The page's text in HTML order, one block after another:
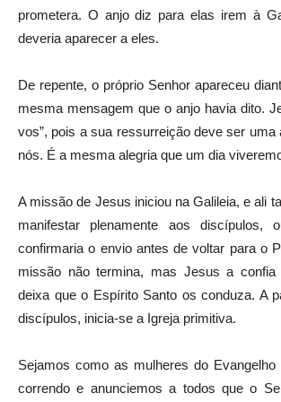
prometera. O anjo diz para elas irem à
deveria aparecer a eles.
De repente, o próprio Senhor apareceu
mesma mensagem que o anjo havia dito.
vos”, pois a sua ressurreição deve ser uma
nós. É a mesma alegria que um dia
A missão de Jesus iniciou na Galileia, e ali
manifestar plenamente aos discípulos,
confirmaria o envio antes de voltar para o
missão não termina, mas Jesus a
deixa que o Espírito Santo os conduza. A
discípulos, inicia-se a Igreja primitiva.
Sejamos como as mulheres do Evangelho
correndo e anunciemos a todos que o